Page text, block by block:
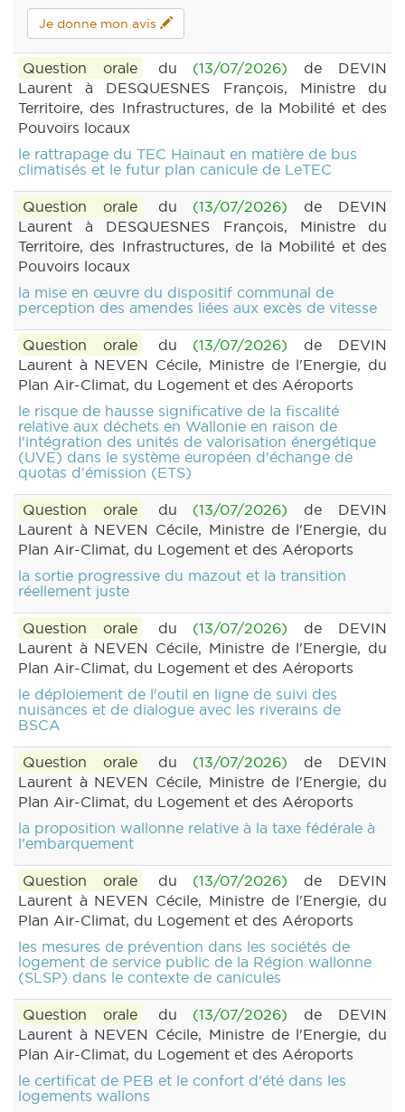
Je donne mon avis
Question orale du (13/07/2026) de DEVIN
Laurent à DESQUESNES François, Ministre du
Territoire, des Infrastructures, de la Mobilité et des
Pouvoirs locaux
le rattrapage du TEC Hainaut en matière de bus
climatisés et le futur plan canicule de LeTEC
Question orale du (13/07/2026) de DEVIN
Laurent à DESQUESNES François, Ministre du
Territoire, des Infrastructures, de la Mobilité et des
Pouvoirs locaux
la mise en œuvre du dispositif communal de
perception des amendes liées aux excès de vitesse
Question orale du (13/07/2026) de DEVIN
Laurent à NEVEN Cécile, Ministre de l'Energie, du
Plan Air-Climat, du Logement et des Aéroports
le risque de hausse significative de la fiscalité
relative aux déchets en Wallonie en raison de
l'intégration des unités de valorisation énergétique
(UVE) dans le système européen d'échange de
quotas d'émission (ETS)
Question orale du (13/07/2026) de DEVIN
Laurent à NEVEN Cécile, Ministre de l'Energie, du
Plan Air-Climat, du Logement et des Aéroports
la sortie progressive du mazout et la transition
réellement juste
Question orale du (13/07/2026) de DEVIN
Laurent à NEVEN Cécile, Ministre de l'Energie, du
Plan Air-Climat, du Logement et des Aéroports
le déploiement de l'outil en ligne de suivi des
nuisances et de dialogue avec les riverains de
BSCA
Question orale du (13/07/2026) de DEVIN
Laurent à NEVEN Cécile, Ministre de l'Energie, du
Plan Air-Climat, du Logement et des Aéroports
la proposition wallonne relative à la taxe fédérale à
l'embarquement
Question orale du (13/07/2026) de DEVIN
Laurent à NEVEN Cécile, Ministre de l'Energie, du
Plan Air-Climat, du Logement et des Aéroports
les mesures de prévention dans les sociétés de
logement de service public de la Région wallonne
(SLSP) dans le contexte de canicules
Question orale du (13/07/2026) de DEVIN
Laurent à NEVEN Cécile, Ministre de l'Energie, du
Plan Air-Climat, du Logement et des Aéroports
le certificat de PEB et le confort d'été dans les
logements wallons